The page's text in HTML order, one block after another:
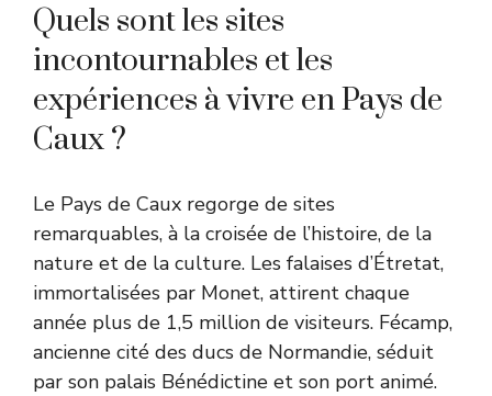
Quels sont les sites
incontournables et les
expériences à vivre en Pays de
Caux ?
Le Pays de Caux regorge de sites
remarquables, à la croisée de l’histoire, de la
nature et de la culture. Les falaises d’Étretat,
immortalisées par Monet, attirent chaque
année plus de 1,5 million de visiteurs. Fécamp,
ancienne cité des ducs de Normandie, séduit
par son palais Bénédictine et son port animé.